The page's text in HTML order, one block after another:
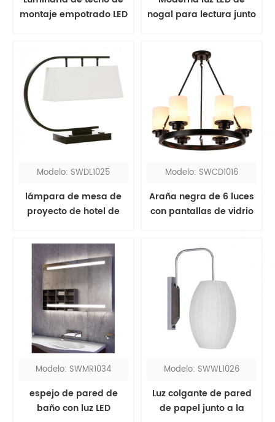
montaje empotrado LED
nogal para lectura junto
Modelo: SWDL1025
lámpara de mesa de
proyecto de hotel de
puntos de venta
Modelo: SWCD1016
Araña negra de 6 luces
con pantallas de vidrio
Modelo: SWMR1034
espejo de pared de
baño con luz LED
Modelo: SWWL1026
Luz colgante de pared
de papel junto a la